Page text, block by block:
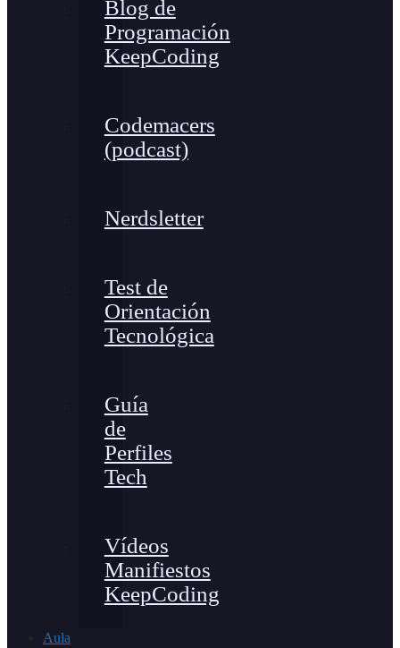
Blog de
Programación
KeepCoding
Codemacers
(podcast)
Nerdsletter
Test de
Orientación
Tecnológica
Guía
de
Perfiles
Tech
Vídeos
Manifiestos
KeepCoding
Aula